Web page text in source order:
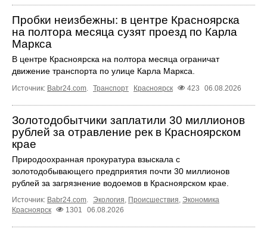
Пробки неизбежны: в центре Красноярска
на полтора месяца сузят проезд по Карла
Маркса
В центре Красноярска на полтора месяца ограничат
движение транспорта по улице Карла Маркса.
Источник: Babr24.com. Транспорт Красноярск 423 06.08.2026
Золотодобытчики заплатили 30 миллионов
рублей за отравление рек в Красноярском
крае
Природоохранная прокуратура взыскала с
золотодобывающего предприятия почти 30 миллионов
рублей за загрязнение водоемов в Красноярском крае.
Источник: Babr24.com. Экология, Происшествия, Экономика
Красноярск
1301 06.08.2026